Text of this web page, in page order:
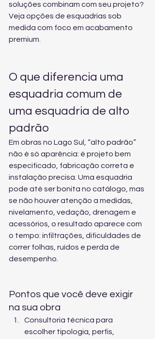
soluções combinam com seu projeto?
Veja opções de esquadrias sob
medida com foco em acabamento
premium.
O que diferencia uma
esquadria comum de
uma esquadria de alto
padrão
Em obras no Lago Sul, “alto padrão”
não é só aparência: é projeto bem
especificado, fabricação correta e
instalação precisa. Uma esquadria
pode até ser bonita no catálogo, mas
se não houver atenção a medidas,
nivelamento, vedação, drenagem e
acessórios, o resultado aparece com
o tempo: infiltrações, dificuldades de
correr folhas, ruídos e perda de
desempenho.
Pontos que você deve exigir
na sua obra
Consultoria técnica para
escolher tipologia, perfis,